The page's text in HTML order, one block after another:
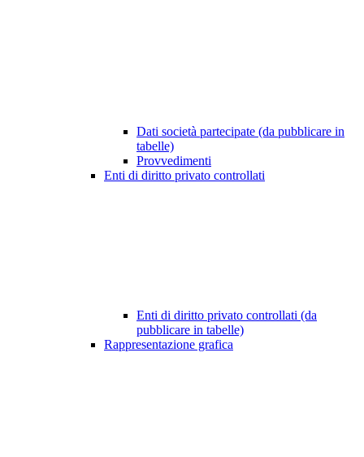
Dati società partecipate (da pubblicare in
tabelle)
Provvedimenti
Enti di diritto privato controllati
Enti di diritto privato controllati (da
pubblicare in tabelle)
Rappresentazione grafica